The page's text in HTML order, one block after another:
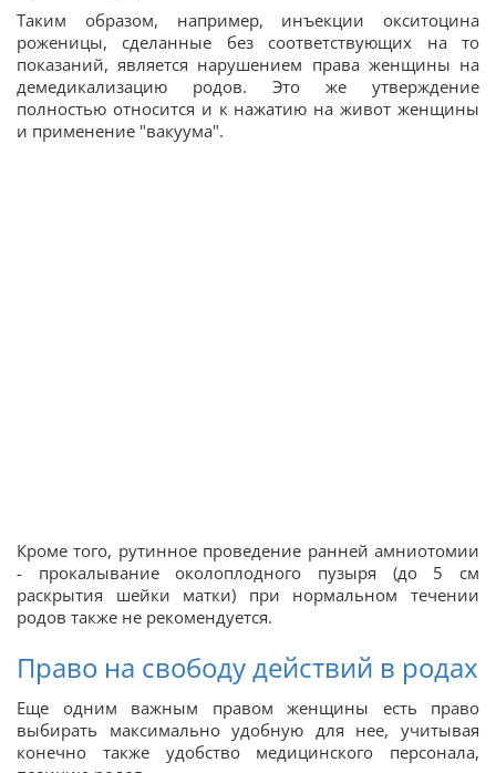
Таким образом, например, инъекции окситоцина
роженицы, сделанные без соответствующих на то
показаний, является нарушением права женщины на
демедикализацию родов. Это же утверждение
полностью относится и к нажатию на живот женщины
и применение "вакуума".
Кроме того, рутинное проведение ранней амниотомии
- прокалывание околоплодного пузыря (до 5 см
раскрытия шейки матки) при нормальном течении
родов также не рекомендуется.
Право на свободу действий в родах
Еще одним важным правом женщины есть право
выбирать максимально удобную для нее, учитывая
конечно также удобство медицинского персонала,